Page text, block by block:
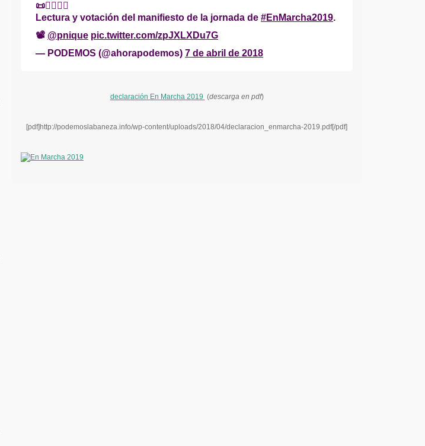
📜🙋‍♀️🙋‍♂️
Lectura y votación del manifiesto de la jornada de #EnMarcha2019.
📽 @pnique pic.twitter.com/zpJXLXDu7G
— PODEMOS (@ahorapodemos) 7 de abril de 2018
declaración En Marcha 2019 (descarga en pdf)
[pdf]http://podemoslabaneza.info/wp-content/uploads/2018/04/declaracion_enmarcha-2019.pdf[/pdf]